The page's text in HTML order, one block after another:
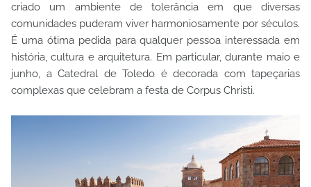
criado um ambiente de tolerância em que diversas
comunidades puderam viver harmoniosamente por séculos.
É uma ótima pedida para qualquer pessoa interessada em
história, cultura e arquitetura. Em particular, durante maio e
junho, a Catedral de Toledo é decorada com tapeçarias
complexas que celebram a festa de Corpus Christi.